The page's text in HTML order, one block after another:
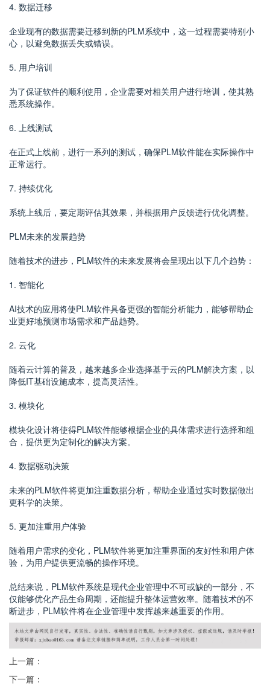
4. 数据迁移
企业现有的数据需要迁移到新的PLM系统中，这一过程需要特别小
心，以避免数据丢失或错误。
5. 用户培训
为了保证软件的顺利使用，企业需要对相关用户进行培训，使其熟
悉系统操作。
6. 上线测试
在正式上线前，进行一系列的测试，确保PLM软件能在实际操作中
正常运行。
7. 持续优化
系统上线后，要定期评估其效果，并根据用户反馈进行优化调整。
PLM未来的发展趋势
随着技术的进步，PLM软件的未来发展将会呈现出以下几个趋势：
1. 智能化
AI技术的应用将使PLM软件具备更强的智能分析能力，能够帮助企
业更好地预测市场需求和产品趋势。
2. 云化
随着云计算的普及，越来越多企业选择基于云的PLM解决方案，以
降低IT基础设施成本，提高灵活性。
3. 模块化
模块化设计将使得PLM软件能够根据企业的具体需求进行选择和组
合，提供更为定制化的解决方案。
4. 数据驱动决策
未来的PLM软件将更加注重数据分析，帮助企业通过实时数据做出
更科学的决策。
5. 更加注重用户体验
随着用户需求的变化，PLM软件将更加注重界面的友好性和用户体
验，为用户提供更流畅的操作环境。
总结来说，PLM软件系统是现代企业管理中不可或缺的一部分，不
仅能够优化产品生命周期，还能提升整体运营效率。随着技术的不
断进步，PLM软件将在企业管理中发挥越来越重要的作用。
上一篇：
下一篇：